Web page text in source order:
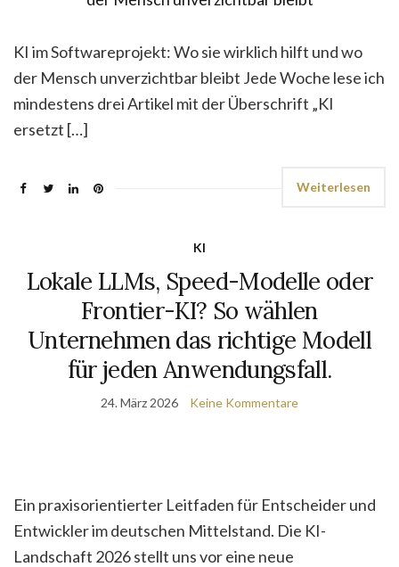
KI im Softwareprojekt: Wo sie wirklich hilft und wo
der Mensch unverzichtbar bleibt Jede Woche lese ich
mindestens drei Artikel mit der Überschrift „KI
ersetzt […]
Weiterlesen
KI
Lokale LLMs, Speed-Modelle oder
Frontier-KI? So wählen
Unternehmen das richtige Modell
für jeden Anwendungsfall.
24. März 2026 Keine Kommentare
Ein praxisorientierter Leitfaden für Entscheider und
Entwickler im deutschen Mittelstand. Die KI-
Landschaft 2026 stellt uns vor eine neue